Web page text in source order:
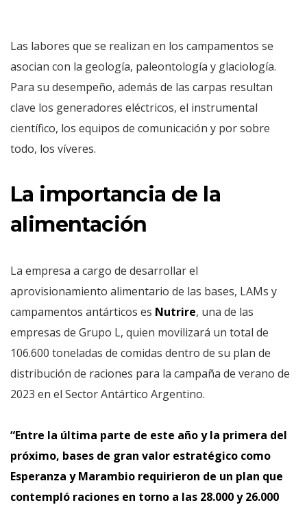
Las labores que se realizan en los campamentos se
asocian con la geología, paleontología y glaciología.
Para su desempeño, además de las carpas resultan
clave los generadores eléctricos, el instrumental
científico, los equipos de comunicación y por sobre
todo, los víveres.
La importancia de la
alimentación
La empresa a cargo de desarrollar el
aprovisionamiento alimentario de las bases, LAMs y
campamentos antárticos es Nutrire, una de las
empresas de Grupo L, quien movilizará un total de
106.600 toneladas de comidas dentro de su plan de
distribución de raciones para la campaña de verano de
2023 en el Sector Antártico Argentino.
“Entre la última parte de este año y la primera del
próximo, bases de gran valor estratégico como
Esperanza y Marambio requirieron de un plan que
contempló raciones en torno a las 28.000 y 26.000